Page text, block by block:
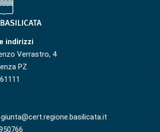
indirizzi
Verrastro, 4
PZ
giunta@cert.regione.basilicata.it